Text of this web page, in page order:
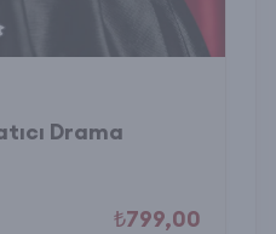
Drama
₺799,00